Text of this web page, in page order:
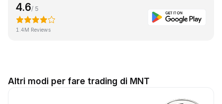
4.6/ 5
1.4M Reviews
Altri modi per fare trading di MNT